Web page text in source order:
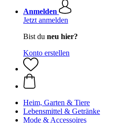
Anmelden
Jetzt anmelden
Bist du neu hier?
Konto erstellen
Heim, Garten & Tiere
Lebensmittel & Getränke
Mode & Accessoires